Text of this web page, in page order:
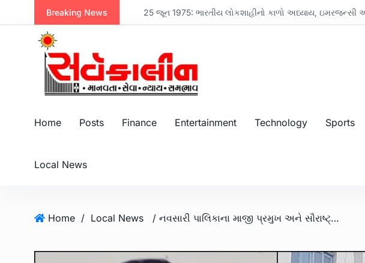
Breaking News
નવસારી મેનેજમેન્ટ એસોસિએશન દ્વારા મહેન્દ્ર બ્રધર્સના એમડી મિલન પરીખનું સન્માન, પરિમલ નથવાણીએ વિકાસ માટે સૌને એક થવાનો સંદેશ આપ્યો 25 જૂન 1975: ભારતીય લોકશાહીનો કાળો અધ્યાય, ઇમરજન્સી અને
Home Posts Finance Entertainment Technology Sports
Local News
Home / Local News / નવસારી પાલિકાના માજી પ્રમુખ અને સૌરાષ્ટ્ર સમાજના આગેવાન ભગવાનદાસ પાંચોટિયાનું અવસાન